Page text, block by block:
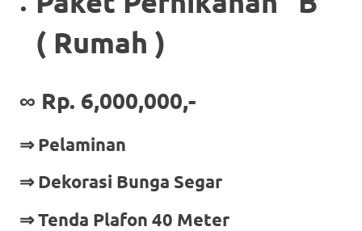
( Rumah )
∞ Rp. 6,000,000,-
⇒ Pelaminan
⇒ Dekorasi Bunga Segar
⇒ Tenda Plafon 40 Meter